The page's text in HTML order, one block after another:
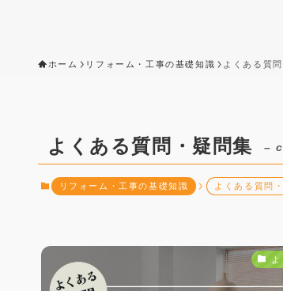
ホーム リフォーム・工事の基礎知識 よくある質
よくある質問・疑問集 –
リフォーム・工事の基礎知識 よくある質問